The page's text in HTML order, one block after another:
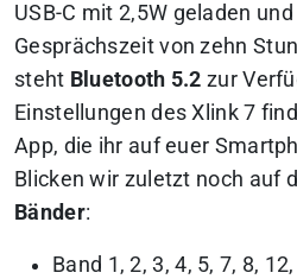
USB-C mit 2,5W geladen
Gesprächszeit von zehn
steht Bluetooth 5.2 zur
Einstellungen des Xlink 7
App, die ihr auf euer
Blicken wir zuletzt noch auf
Bänder:
Band 1, 2, 3, 4, 5, 7, 8,